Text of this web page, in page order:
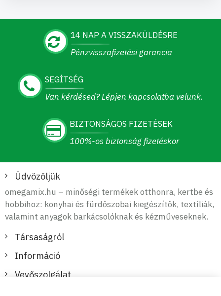
14 NAP A VISSZAKÜLDÉSRE
Pénzvisszafizetési garancia
SEGÍTSÉG
Van kérdésed? Lépjen kapcsolatba velünk.
BIZTONSÁGOS FIZETÉSEK
100%-os biztonság fizetéskor
Üdvözöljük
omegamix.hu – minőségi termékek otthonra, kertbe és
hobbihoz: konyhai és fürdőszobai kiegészítők, textíliák,
valamint anyagok barkácsolóknak és kézműveseknek.
Társaságról
Információ
Vevőszolgálat